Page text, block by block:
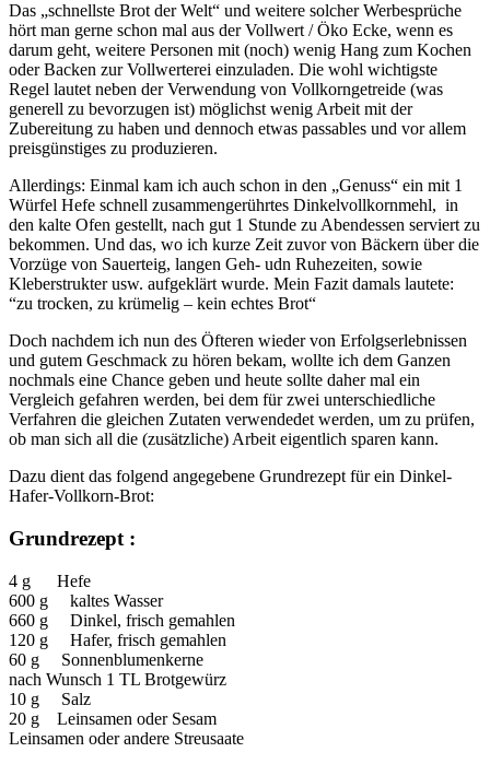
Das „schnellste Brot der Welt“ und weitere solcher Werbesprüche
hört man gerne schon mal aus der Vollwert / Öko Ecke, wenn es
darum geht, weitere Personen mit (noch) wenig Hang zum Kochen
oder Backen zur Vollwerterei einzuladen. Die wohl wichtigste
Regel lautet neben der Verwendung von Vollkorngetreide (was
generell zu bevorzugen ist) möglichst wenig Arbeit mit der
Zubereitung zu haben und dennoch etwas passables und vor allem
preisgünstiges zu produzieren.
Allerdings: Einmal kam ich auch schon in den „Genuss“ ein mit 1
Würfel Hefe schnell zusammengerührtes Dinkelvollkornmehl, in
den kalte Ofen gestellt, nach gut 1 Stunde zu Abendessen serviert zu
bekommen. Und das, wo ich kurze Zeit zuvor von Bäckern über die
Vorzüge von Sauerteig, langen Geh- udn Ruhezeiten, sowie
Kleberstrukter usw. aufgeklärt wurde. Mein Fazit damals lautete:
“zu trocken, zu krümelig – kein echtes Brot“
Doch nachdem ich nun des Öfteren wieder von Erfolgserlebnissen
und gutem Geschmack zu hören bekam, wollte ich dem Ganzen
nochmals eine Chance geben und heute sollte daher mal ein
Vergleich gefahren werden, bei dem für zwei unterschiedliche
Verfahren die gleichen Zutaten verwendedet werden, um zu prüfen,
ob man sich all die (zusätzliche) Arbeit eigentlich sparen kann.
Dazu dient das folgend angegebene Grundrezept für ein Dinkel-
Hafer-Vollkorn-Brot:
Grundrezept :
4 g Hefe
600 g kaltes Wasser
660 g Dinkel, frisch gemahlen
120 g Hafer, frisch gemahlen
60 g Sonnenblumenkerne
nach Wunsch 1 TL Brotgewürz
10 g Salz
20 g Leinsamen oder Sesam
Leinsamen oder andere Streusaate